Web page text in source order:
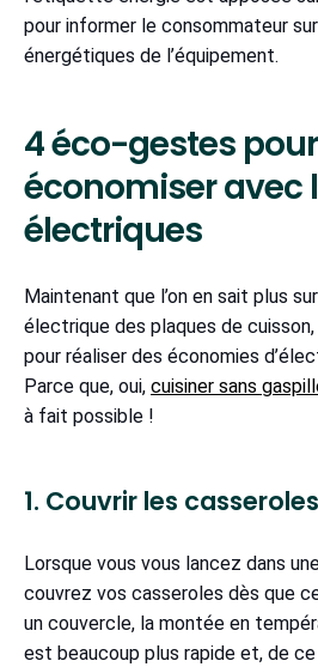
pour informer le consommateur
énergétiques de l’équipement.
4 éco-gestes pour
économiser avec
électriques
Maintenant que l’on en sait plus
électrique des plaques de
pour réaliser des économies
Parce que, oui, cuisiner sans
à fait possible !
1. Couvrir les casseroles
Lorsque vous vous lancez dans
couvrez vos casseroles dès que
un couvercle, la montée en
est beaucoup plus rapide et, de